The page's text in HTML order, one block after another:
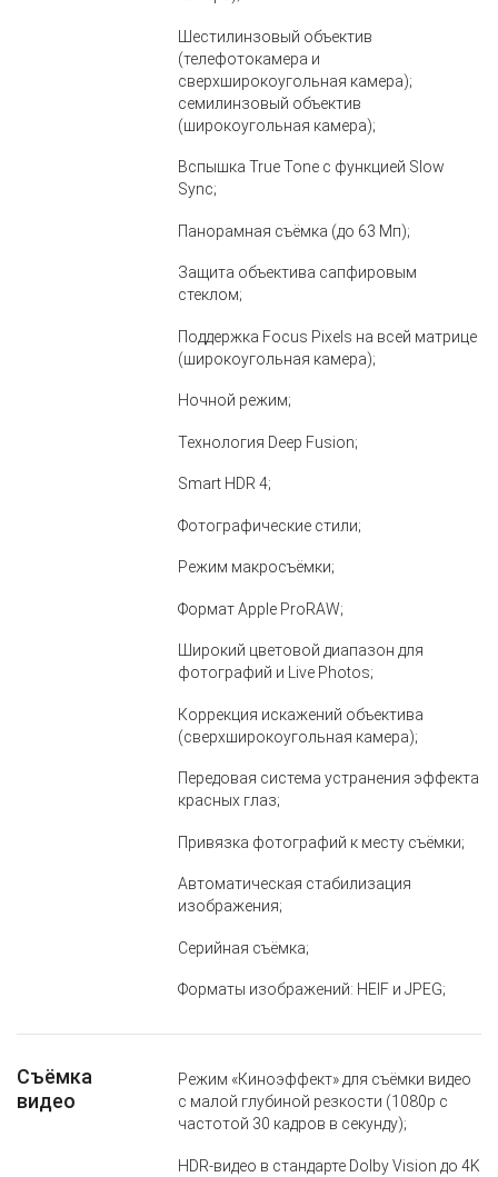
Шестилинзовый объектив
(телефотокамера и
сверхширокоугольная камера);
семилинзовый объектив
(широкоугольная камера);
Вспышка True Tone с функцией Slow
Sync;
Панорамная съёмка (до 63 Мп);
Защита объектива сапфировым
стеклом;
Поддержка Focus Pixels на всей матрице
(широкоугольная камера);
Ночной режим;
Технология Deep Fusion;
Smart HDR 4;
Фотографические стили;
Режим макросъёмки;
Формат Apple ProRAW;
Широкий цветовой диапазон для
фотографий и Live Photos;
Коррекция искажений объектива
(сверхширокоугольная камера);
Передовая система устранения эффекта
красных глаз;
Привязка фотографий к месту съёмки;
Автоматическая стабилизация
изображения;
Серийная съёмка;
Форматы изображений: HEIF и JPEG;
Съёмка
видео
Режим «Киноэффект» для съёмки видео
с малой глубиной резкости (1080p с
частотой 30 кадров в секунду);
HDR‑видео в стандарте Dolby Vision до 4K